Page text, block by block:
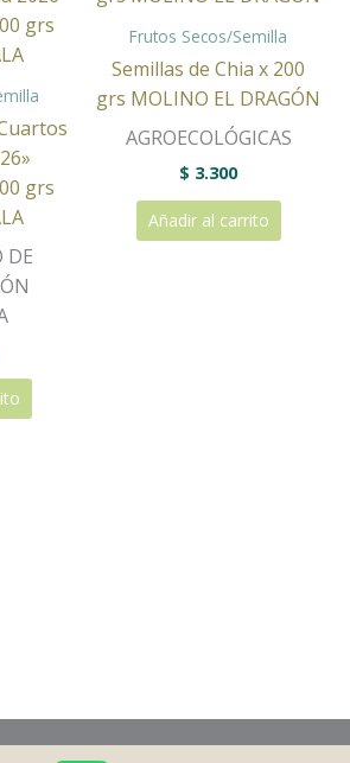
grs
DE
Frutos Secos/Semilla
Semillas de Chia x 200
grs MOLINO EL DRAGÓN
AGROECOLÓGICAS
$ 3.300
Añadir al carrito